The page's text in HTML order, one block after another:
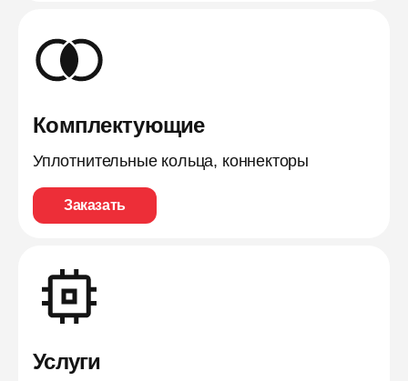
Комплектующие
Уплотнительные кольца, коннекторы
Заказать
Услуги